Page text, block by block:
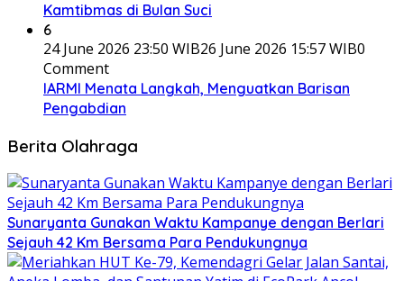
Kamtibmas di Bulan Suci
6
24 June 2026 23:50 WIB26 June 2026 15:57 WIB0
Comment
IARMI Menata Langkah, Menguatkan Barisan
Pengabdian
Berita Olahraga
Sunaryanta Gunakan Waktu Kampanye dengan Berlari
Sejauh 42 Km Bersama Para Pendukungnya